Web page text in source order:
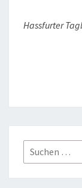
Hassfurter
Suchen
nach: